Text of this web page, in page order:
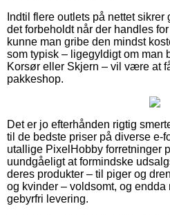
Indtil flere outlets på nettet
det forbeholdt når der handles
kunne man gribe den mindst
som typisk – ligegyldigt om man
Korsør eller Skjern – vil være at
pakkeshop.
Det er jo efterhånden rigtig
til de bedste priser på diverse e-
utallige PixelHobby forretninger
uundgåeligt at formindske
deres produkter – til piger og
og kvinder – voldsomt, og
gebyrfri levering.